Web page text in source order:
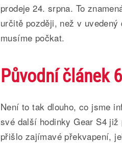
prodeje 24. srpna. To
určitě později, než v
musíme počkat.
Původní článek
Není to tak dlouho, co jsme
své další hodinky Gear S4
přišlo zajímavé překvapení,